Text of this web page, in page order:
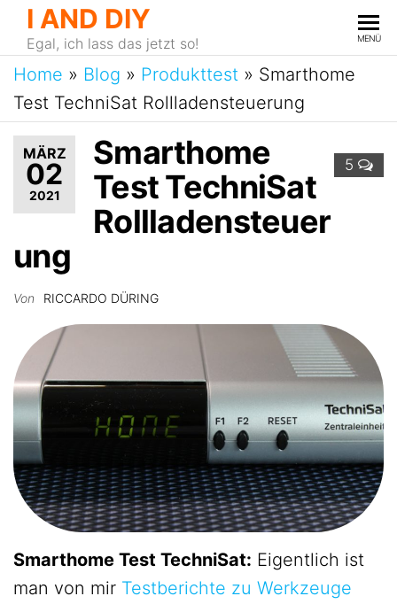
I AND DIY
Egal, ich lass das jetzt so! MENÜ
Home » Blog » Produkttest » Smarthome
Test TechniSat Rollladensteuerung
MÄRZ
02
2021
5
Smarthome
Test TechniSat
Rollladensteuer
ung
Von RICCARDO DÜRING
Smarthome Test TechniSat: Eigentlich ist
man von mir Testberichte zu Werkzeuge